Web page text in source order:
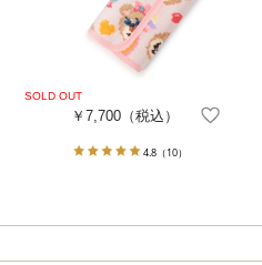
￥7,700 （税込）
4.8（10）